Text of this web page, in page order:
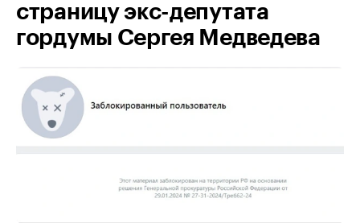
страницу экс-депутата
гордумы Сергея Медведева